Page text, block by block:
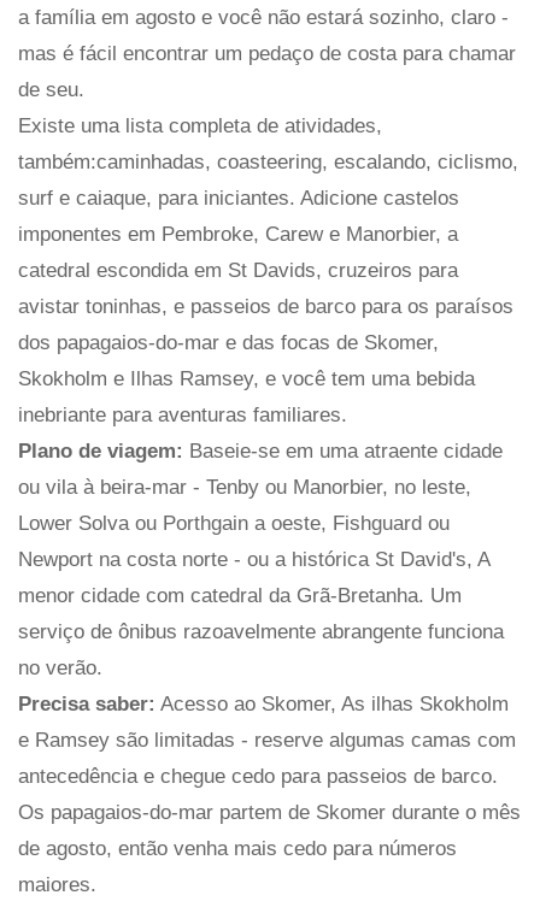
a família em agosto e você não estará sozinho, claro -
mas é fácil encontrar um pedaço de costa para chamar
de seu.
Existe uma lista completa de atividades,
também:caminhadas, coasteering, escalando, ciclismo,
surf e caiaque, para iniciantes. Adicione castelos
imponentes em Pembroke, Carew e Manorbier, a
catedral escondida em St Davids, cruzeiros para
avistar toninhas, e passeios de barco para os paraísos
dos papagaios-do-mar e das focas de Skomer,
Skokholm e Ilhas Ramsey, e você tem uma bebida
inebriante para aventuras familiares.
Plano de viagem: Baseie-se em uma atraente cidade
ou vila à beira-mar - Tenby ou Manorbier, no leste,
Lower Solva ou Porthgain a oeste, Fishguard ou
Newport na costa norte - ou a histórica St David's, A
menor cidade com catedral da Grã-Bretanha. Um
serviço de ônibus razoavelmente abrangente funciona
no verão.
Precisa saber: Acesso ao Skomer, As ilhas Skokholm
e Ramsey são limitadas - reserve algumas camas com
antecedência e chegue cedo para passeios de barco.
Os papagaios-do-mar partem de Skomer durante o mês
de agosto, então venha mais cedo para números
maiores.